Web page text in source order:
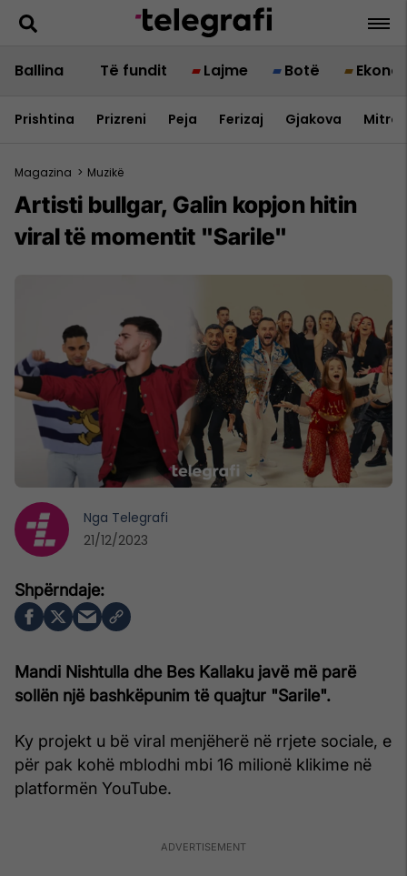
Ballina Të fundit Lajme Botë
Prishtina Prizreni Peja Ferizaj Gjakova
Magazina > Muzikë
Artisti bullgar, Galin kopjon hitin
viral të momentit "Sarile"
Mandi Nishtulla dhe Bes Kallaku javë më parë
sollën një bashkëpunim të quajtur "Sarile".
Ky projekt u bë viral menjëherë në rrjete sociale, e
për pak kohë mblodhi mbi 16 milionë klikime në
platformën YouTube.
Nga Telegrafi
21/12/2023